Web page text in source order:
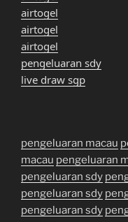
airtogel
airtogel
airtogel
pengeluaran sdy
live draw sgp
pengeluaran macau
macau pengeluaran
pengeluaran sdy
pengeluaran sdy
pengeluaran sdy